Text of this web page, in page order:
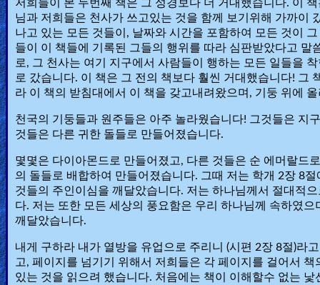
Testimonies
Evangelism
Documentaries
Islam
Other
저희들이 본 두번째 책은 그 성경보다 더 거대했습니다. 이
님과 저희들은 천사가 쓰고있는 것을 함께 보기위해 가까이
나고 있는 모든 것들이, 날짜와 시간을 포함하여 모든 것이
들이 이 책들에 기록된 그들의 행위를 따라 심판받았다고
로, 그 천사는 여기 지구에서 사람들이 행하는 모든 일들을
로 갔습니다. 이 책은 그 전의 책보다 훨씬 거대했습니다! 그
라 이 책의 받침대에서 이 책을 갖고내려왔으며, 기둥 위에
천국의 기둥들과 원주들은 아주 놀라웠습니다! 그것들은 지
것들은 다른 귀한 돌들로 만들어졌습니다.
몇몇은 다이아몬드로 만들어졌고, 다른 것들은 순 에머랄드
의 돌들로 배합하여 만들어졌습니다. 그때 저는 학개 2장 8
것들의 주인이심을 깨달았습니다. 저는 하나님께서 절대적
다. 저는 또한 모든 세상의 풍요함은 우리 하나님께 속하였
깨달았습니다.
내게 구하라 내가 열방을 유업으로 주리니 (시편 2장 8절)라
고, 페이지를 넘기기 위해서 저희들은 각 페이지를 걸어서
있는 것을 읽으려 했습니다. 처음에는 책이 이해할수 없는